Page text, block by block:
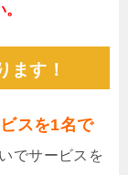
ます！
スを1名で
でサービスを